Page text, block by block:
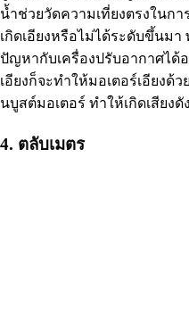
น้ำช่วยวัดความเที่ยงตรงในก
เกิดเอียงหรือไม่ได้ระดับขึ้นม
ปัญหากับเครื่องปรับอากาศได้
เอียงก็จะทำให้มอเตอร์เอียงด้
นบูสต์มอเตอร์ ทำให้เกิดเสียง
4. ตลับเมตร